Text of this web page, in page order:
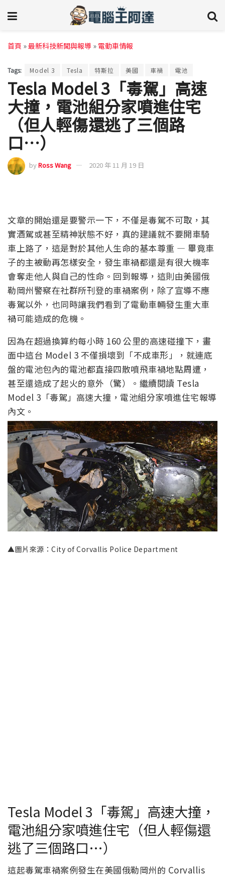
首頁 »最新科技新聞與報導 » 電動車情報
Tags: Model 3 Tesla 特斯拉 美國 車禍 電池
Tesla Model 3「毒駕」高速
大撞，電池組分家噴進住宅
（但人輕傷還逃了三個路
口…）
byRoss Wang 2020 年 11 月 19 日
文章的開始還是要警示一下，不僅是毒駕不可取，其
實酒駕或甚至精神狀態不好，真的建議就不要開車騎
車上路了，這是對於其他人生命的基本尊重 — 畢竟車
子的主被動再怎樣安全，發生車禍都還是有很大機率
會奪走他人與自己的性命。回到報導，這則由美國俄
勒岡州警察在社群所刊登的車禍案例，除了宣導不應
毒駕以外，也同時讓我們看到了電動車輛發生重大車
禍可能造成的危機。
因為在超過換算約每小時 160 公里的高速碰撞下，畫
面中這台 Model 3 不僅損壞到「不成車形」，就連底
盤的電池包內的電池都直接四散噴飛車禍地點周遭，
甚至還造成了起火的意外（驚）。繼續閱讀 Tesla
Model 3「毒駕」高速大撞，電池組分家噴進住宅報導
內文。
▲圖片來源：City of Corvallis Police Department
Tesla Model 3「毒駕」高速大撞，
電池組分家噴進住宅（但人輕傷還
逃了三個路口…）
這起毒駕車禍案例發生在美國俄勒岡州的 Corvallis